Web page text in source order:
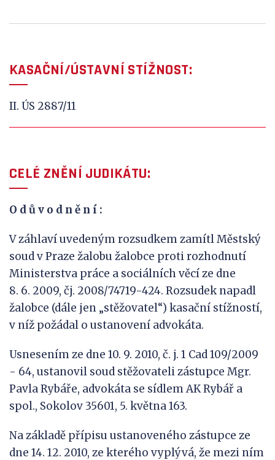
KASAČNÍ/ÚSTAVNÍ STÍŽNOST:
II. ÚS 2887/11
CELÉ ZNĚNÍ JUDIKÁTU:
O d ů v o d n ě n í :
V záhlaví uvedeným rozsudkem zamítl Městský
soud v Praze žalobu žalobce proti rozhodnutí
Ministerstva práce a sociálních věcí ze dne
8. 6. 2009, čj. 2008/74719-424. Rozsudek napadl
žalobce (dále jen „stěžovatel“) kasační stížností,
v níž požádal o ustanovení advokáta.
Usnesením ze dne 10. 9. 2010, č. j. 1 Cad 109/2009
- 64, ustanovil soud stěžovateli zástupce Mgr.
Pavla Rybáře, advokáta se sídlem AK Rybář a
spol., Sokolov 35601, 5. května 163.
Na základě přípisu ustanoveného zástupce ze
dne 14. 12. 2010, ze kterého vyplývá, že mezi ním